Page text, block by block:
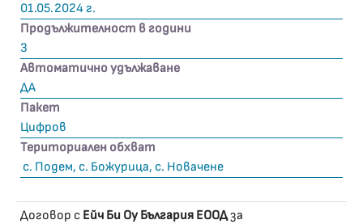
01.05.2024 г.
Продължителност в години
3
Автоматично удължаване
ДА
Пакет
Цифров
Териториален обхват
с. Подем, с. Божурица, с. Новачене
Договор с Ейч Би Оу България ЕООДза